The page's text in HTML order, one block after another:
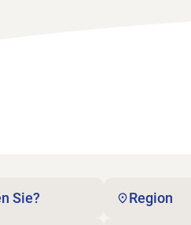
Region